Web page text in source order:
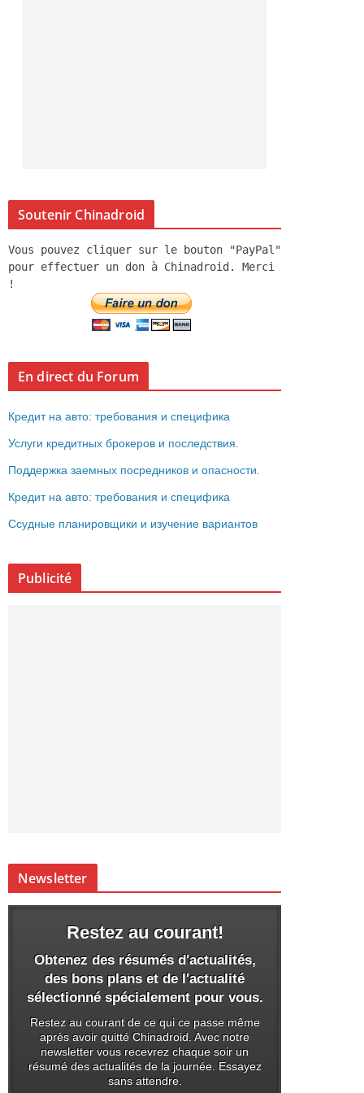
Soutenir Chinadroid
Vous pouvez cliquer sur le bouton "PayPal"
pour effectuer un don à Chinadroid. Merci
!
En direct du Forum
Кредит на авто: требования и специфика
Услуги кредитных брокеров и последствия.
Поддержка заемных посредников и опасности.
Кредит на авто: требования и специфика
Ссудные планировщики и изучение вариантов
Publicité
Newsletter
Restez au courant!
Obtenez des résumés d'actualités,
des bons plans et de l'actualité
sélectionné spécialement pour vous.
Restez au courant de ce qui ce passe même
après avoir quitté Chinadroid. Avec notre
newsletter vous recevrez chaque soir un
résumé des actualités de la journée. Essayez
sans attendre.